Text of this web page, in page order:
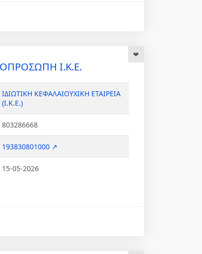
Ι.Κ.Ε.
ΙΔΙΩΤΙΚΗ ΚΕΦΑΛΑΙΟΥΧΙΚΗ ΕΤΑΙΡΕΙΑ
(Ι.Κ.Ε.)
803286668
193830801000 ↗
15-05-2026